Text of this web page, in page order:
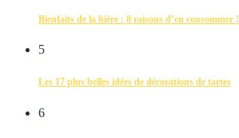
Bienfaits de la bière : 8 raisons d’en consommer !
5
Les 17 plus belles idées de décorations de tartes
6